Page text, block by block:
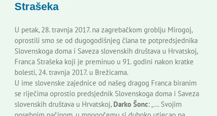
Kontakti
Novi odmev – naše glasilo
Izdavaštvo
Korisne informacije
Strašeka
U petak, 28. travnja 2017. na zagrebačkom groblju Mirogoj,
oprostili smo se od dugogodišnjeg člana te potpredsjednika
Slovenskoga doma i Saveza slovenskih društava u Hrvatskoj,
Franca Strašeka koji je preminuo u 91. godini nakon kratke
bolesti, 24. travnja 2017. u Brežicama.
U ime slovenske zajednice od našeg dragog Franca biranim
se riječima oprostio predsjednik Slovenskoga doma i Saveza
slovenskih društava u Hrvatskoj, Darko Šonc: „… Svojim